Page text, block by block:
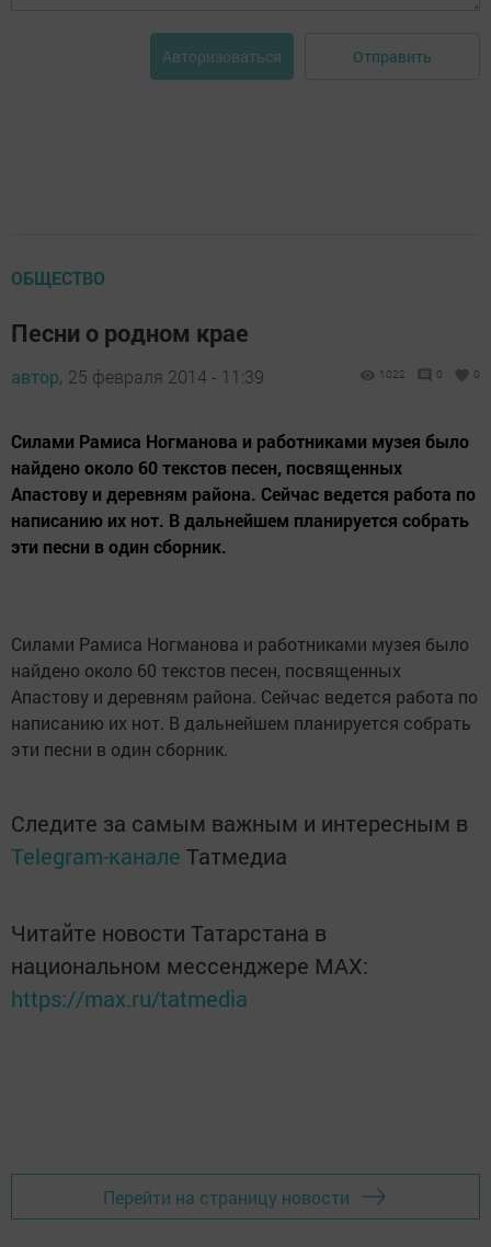
Авторизоваться Отправить
ОБЩЕСТВО
Песни о родном крае
автор, 25 февраля 2014 - 11:39 1022 0 0
Силами Рамиса Ногманова и работниками музея было
найдено около 60 текстов песен, посвященных
Апастову и деревням района. Сейчас ведется работа по
написанию их нот. В дальнейшем планируется собрать
эти песни в один сборник.
Силами Рамиса Ногманова и работниками музея было
найдено около 60 текстов песен, посвященных
Апастову и деревням района. Сейчас ведется работа по
написанию их нот. В дальнейшем планируется собрать
эти песни в один сборник.
Следите за самым важным и интересным в
Telegram-канале Татмедиа
Читайте новости Татарстана в
национальном мессенджере MАХ:
https://max.ru/tatmedia
Перейти на страницу новости